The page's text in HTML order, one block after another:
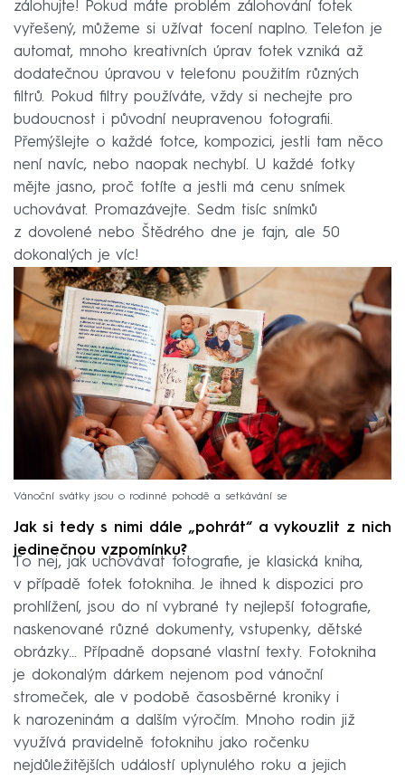
zálohujte! Pokud máte problém zálohování fotek
vyřešený, můžeme si užívat focení naplno. Telefon je
automat, mnoho kreativních úprav fotek vzniká až
dodatečnou úpravou v telefonu použitím různých
filtrů. Pokud filtry používáte, vždy si nechejte pro
budoucnost i původní neupravenou fotografii.
Přemýšlejte o každé fotce, kompozici, jestli tam něco
není navíc, nebo naopak nechybí. U každé fotky
mějte jasno, proč fotíte a jestli má cenu snímek
uchovávat. Promazávejte. Sedm tisíc snímků
z dovolené nebo Štědrého dne je fajn, ale 50
dokonalých je víc!
Vánoční svátky jsou o rodinné pohodě a setkávání se
Jak si tedy s nimi dále „pohrát“ a vykouzlit z nich
jedinečnou vzpomínku?
To nej, jak uchovávat fotografie, je klasická kniha,
v případě fotek fotokniha. Je ihned k dispozici pro
prohlížení, jsou do ní vybrané ty nejlepší fotografie,
naskenované různé dokumenty, vstupenky, dětské
obrázky... Případně dopsané vlastní texty. Fotokniha
je dokonalým dárkem nejenom pod vánoční
stromeček, ale v podobě časosběrné kroniky i
k narozeninám a dalším výročím. Mnoho rodin již
využívá pravidelně fotoknihu jako ročenku
nejdůležitějších událostí uplynulého roku a jejich